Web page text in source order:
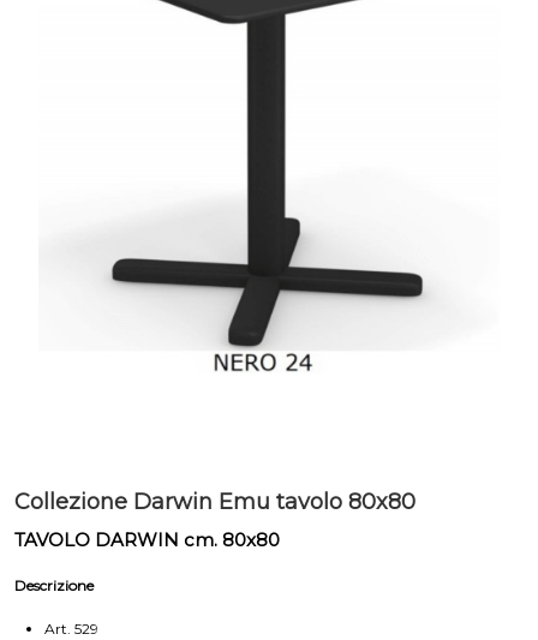
Collezione Darwin Emu tavolo 80x80
TAVOLO DARWIN cm. 80x80
Descrizione
Art. 529